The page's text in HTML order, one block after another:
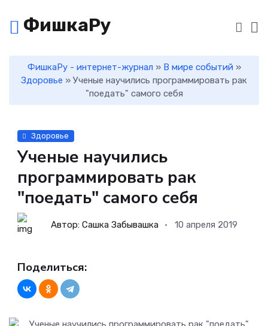
ФишкаРу
ФишкаРу - интернет-журнал » В мире событий »
Здоровье » Ученые научились программировать рак
"поедать" самого себя
Здоровье
Ученые научились
программировать рак
"поедать" самого себя
Автор: Сашка Забывашка 10 апреля 2019
Поделиться: